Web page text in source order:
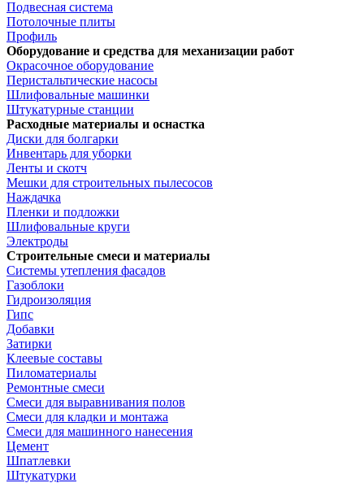
Подвесная система
Потолочные плиты
Профиль
Оборудование и средства для механизации работ
Окрасочное оборудование
Перистальтические насосы
Шлифовальные машинки
Штукатурные станции
Расходные материалы и оснастка
Диски для болгарки
Инвентарь для уборки
Ленты и скотч
Мешки для строительных пылесосов
Наждачка
Пленки и подложки
Шлифовальные круги
Электроды
Строительные смеси и материалы
Системы утепления фасадов
Газоблоки
Гидроизоляция
Гипс
Добавки
Затирки
Клеевые составы
Пиломатериалы
Ремонтные смеси
Смеси для выравнивания полов
Смеси для кладки и монтажа
Смеси для машинного нанесения
Цемент
Шпатлевки
Штукатурки